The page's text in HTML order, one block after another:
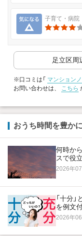
気になる
子育て・病院
足立区周
※口コミは「 マンション
お問い合わせは、 こちら
おうち時間を豊か
何時か
スで役
2026年
「十分
を例文
2026年